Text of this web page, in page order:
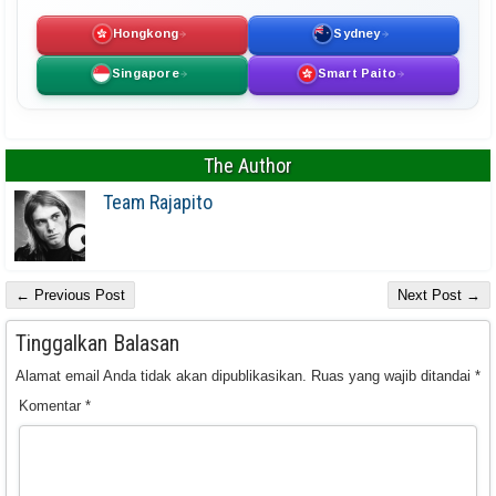
Hongkong Sydney
Singapore Smart Paito
The Author
Team Rajapito
← Previous Post Next Post →
Tinggalkan Balasan
Alamat email Anda tidak akan dipublikasikan. Ruas yang wajib ditandai *
Komentar *